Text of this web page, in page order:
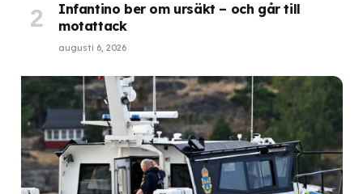
Infantino ber om ursäkt – och går till
motattack
augusti 6, 2026